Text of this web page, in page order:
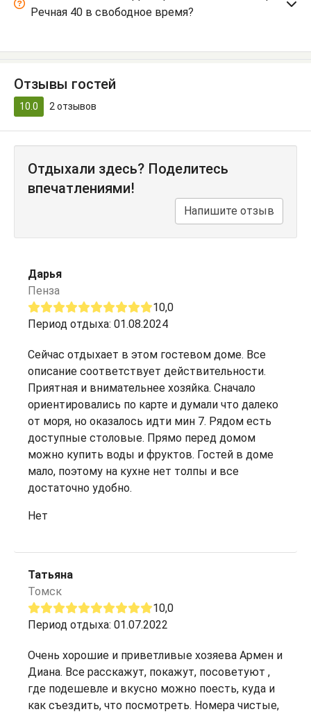
Речная 40 в свободное время?
Отзывы гостей
10.0 2 отзывов
Отдыхали здесь? Поделитесь
впечатлениями!
Напишите отзыв
Дарья
Пенза
10,0
Период отдыха: 01.08.2024
Сейчас отдыхает в этом гостевом доме. Все
описание соответствует действительности.
Приятная и внимательнее хозяйка. Сначало
ориентировались по карте и думали что далеко
от моря, но оказалось идти мин 7. Рядом есть
доступные столовые. Прямо перед домом
можно купить воды и фруктов. Гостей в доме
мало, поэтому на кухне нет толпы и все
достаточно удобно.
Нет
Татьяна
Томск
10,0
Период отдыха: 01.07.2022
Очень хорошие и приветливые хозяева Армен и
Диана. Все расскажут, покажут, посоветуют ,
где подешевле и вкусно можно поесть, куда и
как съездить, что посмотреть. Номера чистые,